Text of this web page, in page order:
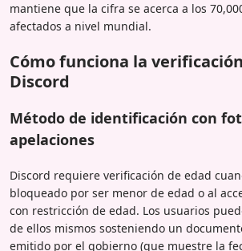
mantiene que la cifra se acerca a los
afectados a nivel mundial.
Cómo funciona la
Discord
Método de identificación con
apelaciones
Discord requiere verificación de edad
bloqueado por ser menor de edad o al
con restricción de edad. Los usuarios
de ellos mismos sosteniendo un
emitido por el gobierno (que muestre la